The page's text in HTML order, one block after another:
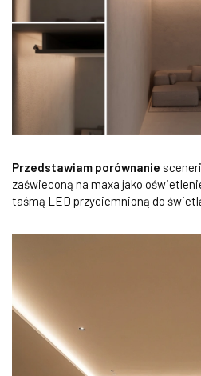
Przedstawiam porównanie
zaświeconą na maxa jako
taśmą LED przyciemnioną do